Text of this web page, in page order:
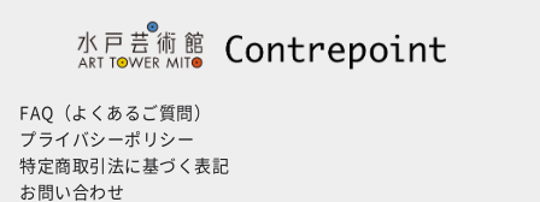
FAQ（よくあるご質問）
プライバシーポリシー
特定商取引法に基づく表記
お問い合わせ